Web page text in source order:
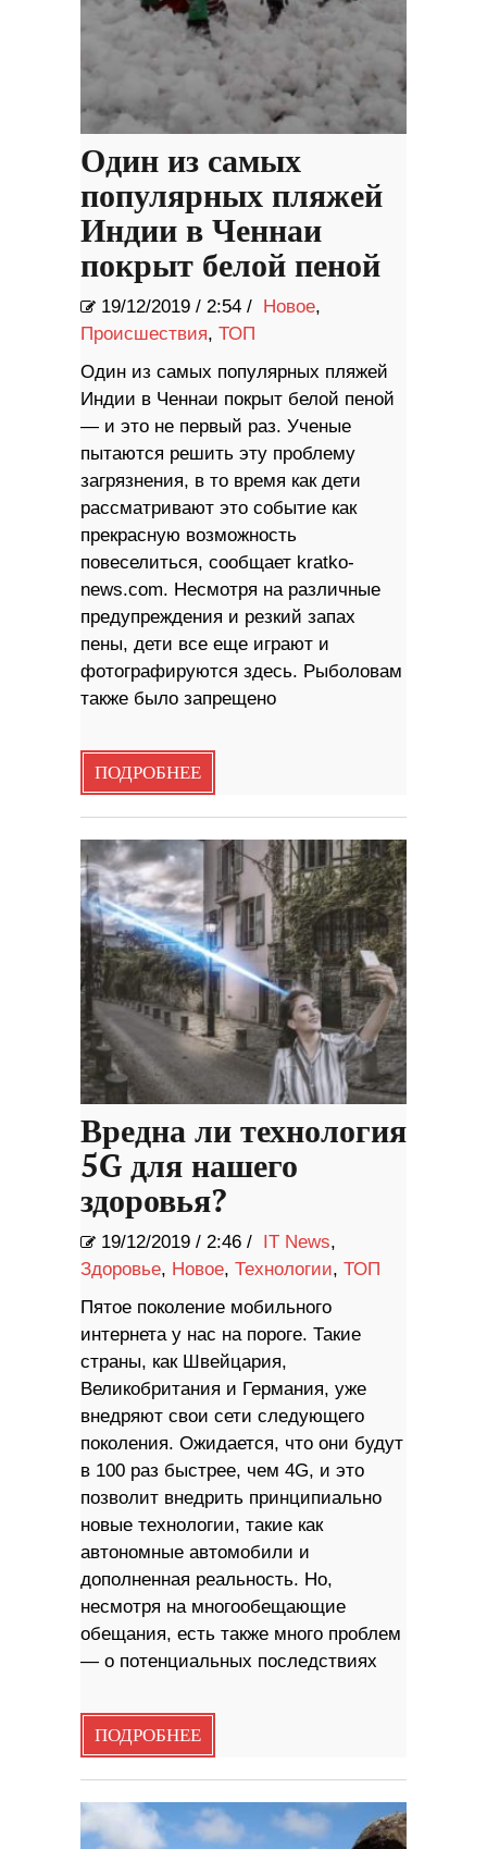
Один из самых
популярных пляжей
Индии в Ченнаи
покрыт белой пеной
19/12/2019 / 2:54 / Новое,
Происшествия, ТОП
Один из самых популярных пляжей
Индии в Ченнаи покрыт белой пеной
— и это не первый раз. Ученые
пытаются решить эту проблему
загрязнения, в то время как дети
рассматривают это событие как
прекрасную возможность
повеселиться, сообщает kratko-
news.com. Несмотря на различные
предупреждения и резкий запах
пены, дети все еще играют и
фотографируются здесь. Рыболовам
также было запрещено
ПОДРОБНЕЕ
Вредна ли технология
5G для нашего
здоровья?
19/12/2019 / 2:46 / IT News,
Здоровье, Новое, Технологии, ТОП
Пятое поколение мобильного
интернета у нас на пороге. Такие
страны, как Швейцария,
Великобритания и Германия, уже
внедряют свои сети следующего
поколения. Ожидается, что они будут
в 100 раз быстрее, чем 4G, и это
позволит внедрить принципиально
новые технологии, такие как
автономные автомобили и
дополненная реальность. Но,
несмотря на многообещающие
обещания, есть также много проблем
— о потенциальных последствиях
ПОДРОБНЕЕ